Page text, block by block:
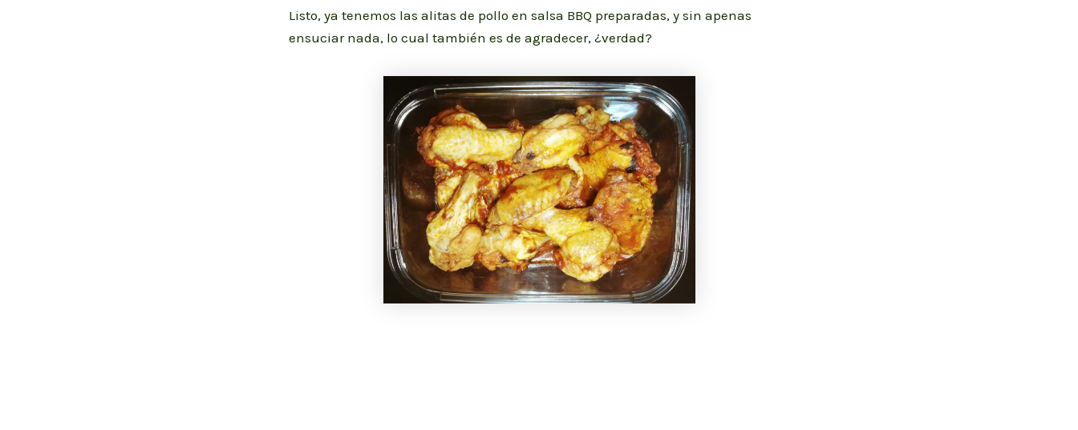
Listo, ya tenemos las alitas de pollo en salsa BBQ preparadas, y sin apenas
ensuciar nada, lo cual también es de agradecer, ¿verdad?